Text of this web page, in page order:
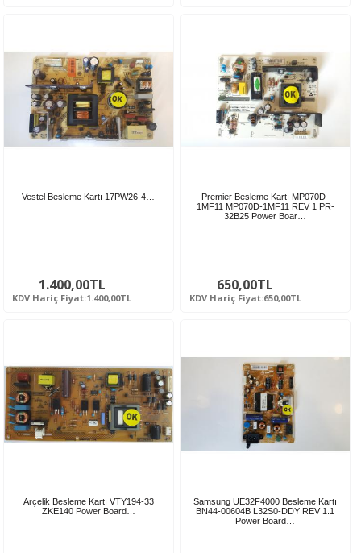
Vestel Besleme Kartı 17PW26-4…
1.400,00TL
KDV Hariç Fiyat:1.400,00TL
Premier Besleme Kartı MP070D-
1MF11 MP070D-1MF11 REV 1 PR-
32B25 Power Boar…
650,00TL
KDV Hariç Fiyat:650,00TL
Arçelik Besleme Kartı VTY194-33
ZKE140 Power Board…
Samsung UE32F4000 Besleme Kartı
BN44-00604B L32S0-DDY REV 1.1
Power Board…